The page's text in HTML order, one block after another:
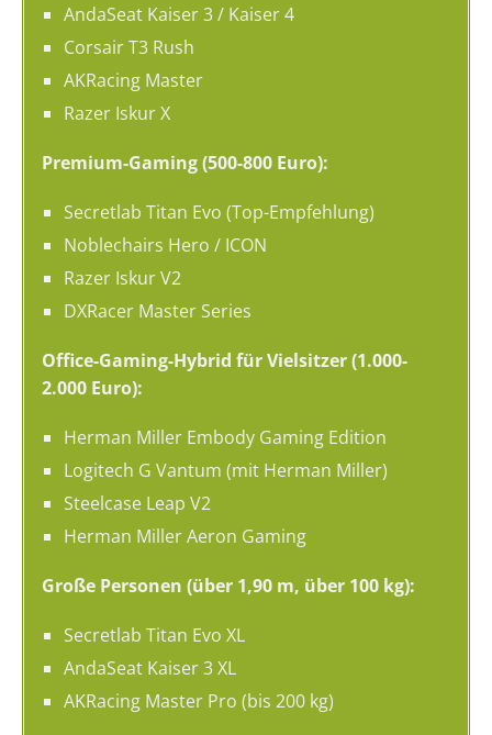
AndaSeat Kaiser 3 / Kaiser 4
Corsair T3 Rush
AKRacing Master
Razer Iskur X
Premium-Gaming (500-800 Euro):
Secretlab Titan Evo (Top-Empfehlung)
Noblechairs Hero / ICON
Razer Iskur V2
DXRacer Master Series
Office-Gaming-Hybrid für Vielsitzer (1.000-
2.000 Euro):
Herman Miller Embody Gaming Edition
Logitech G Vantum (mit Herman Miller)
Steelcase Leap V2
Herman Miller Aeron Gaming
Große Personen (über 1,90 m, über 100 kg):
Secretlab Titan Evo XL
AndaSeat Kaiser 3 XL
AKRacing Master Pro (bis 200 kg)